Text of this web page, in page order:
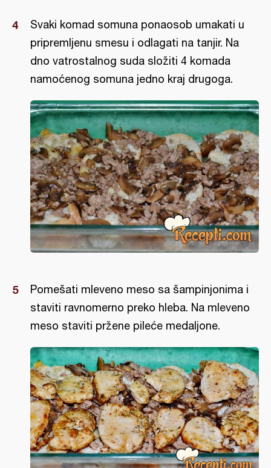
Svaki komad somuna ponaosob umakati u
pripremljenu smesu i odlagati na tanjir. Na
dno vatrostalnog suda složiti 4 komada
namoćenog somuna jedno kraj drugoga.
Pomešati mleveno meso sa šampinjonima i
staviti ravnomerno preko hleba. Na mleveno
meso staviti pržene pileće medaljone.